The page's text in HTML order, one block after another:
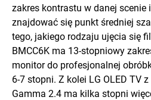
zakres kontrastu w danej scenie
znajdować się punkt średniej
tego, jakiego rodzaju ujęcia się
BMCC6K ma 13-stopniowy
monitor do profesjonalnej
6-7 stopni. Z kolei LG OLED TV
Gamma 2.4 ma kilka stopni